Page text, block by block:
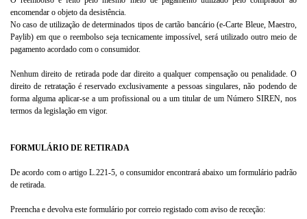
encomendar o objeto da desistência.
No caso de utilização de determinados tipos de cartão bancário (e-Carte Bleue, Maestro,
Paylib) em que o reembolso seja tecnicamente impossível, será utilizado outro meio de
pagamento acordado com o consumidor.
Nenhum direito de retirada pode dar direito a qualquer compensação ou penalidade. O
direito de retratação é reservado exclusivamente a pessoas singulares, não podendo de
forma alguma aplicar-se a um profissional ou a um titular de um Número SIREN, nos
termos da legislação em vigor.
FORMULÁRIO DE RETIRADA
De acordo com o artigo L.221-5, o consumidor encontrará abaixo um formulário padrão
de retirada.
Preencha e devolva este formulário por correio registado com aviso de receção: